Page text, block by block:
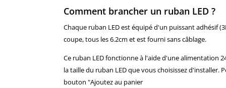
Comment brancher un ruban LED ?
Chaque ruban LED est équipé d'un puissant adhésif
coupe, tous les 6.2cm et est fourni sans câblage.
Ce ruban LED fonctionne à l'aide d'une alimentation
la taille du ruban LED que vous choisissez d'installer.
bouton "Ajoutez au panier